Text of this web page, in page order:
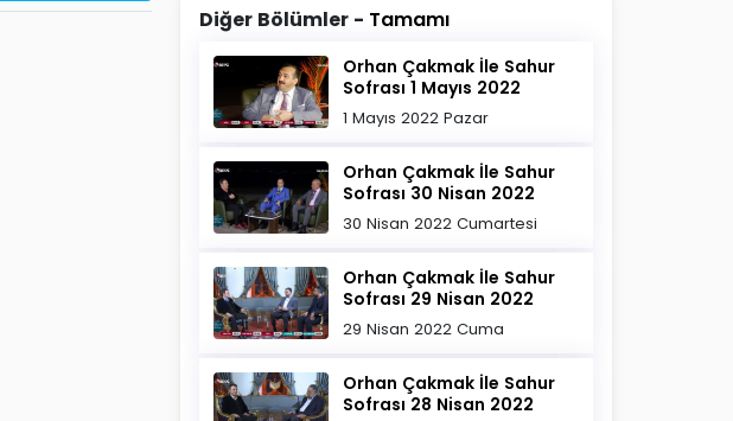
Diğer Bölümler - Tamamı
Orhan Çakmak İle Sahur
Sofrası 1 Mayıs 2022
1 Mayıs 2022 Pazar
Orhan Çakmak İle Sahur
Sofrası 30 Nisan 2022
30 Nisan 2022 Cumartesi
Orhan Çakmak İle Sahur
Sofrası 29 Nisan 2022
29 Nisan 2022 Cuma
Orhan Çakmak İle Sahur
Sofrası 28 Nisan 2022